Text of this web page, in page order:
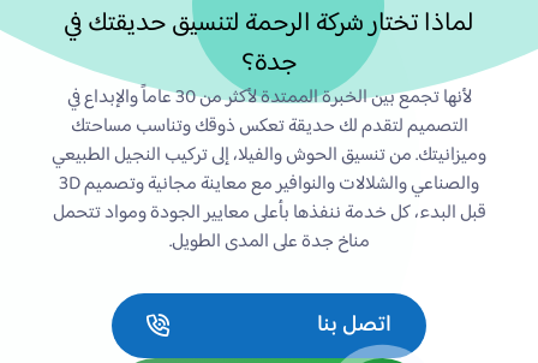
لماذا تختار شركة الرحمة لتنسيق حديقتك في
جدة؟
لأنها تجمع بين الخبرة الممتدة لأكثر من 30 عاماً والإبداع في
التصميم لتقدم لك حديقة تعكس ذوقك وتناسب مساحتك
وميزانيتك. من تنسيق الحوش والفيلا، إلى تركيب النجيل الطبيعي
والصناعي والشلالات والنوافير مع معاينة مجانية وتصميم 3D
قبل البدء، كل خدمة ننفذها بأعلى معايير الجودة ومواد تتحمل
مناخ جدة على المدى الطويل.
اتصل بنا